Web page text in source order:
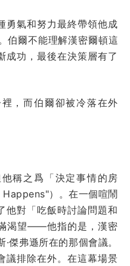
勇氣和努力最終帶領他成
伯爾不能理解漢密爾頓這
成功，最後在決策層有了
，而伯爾卻被冷落在外
稱之爲「決定事情的房
）。在一個喧鬧
他對「吃飯時討論問題和
渴望——他指的是，漢密
傑弗遜所在的那個會議。
議排除在外。在這幕場景